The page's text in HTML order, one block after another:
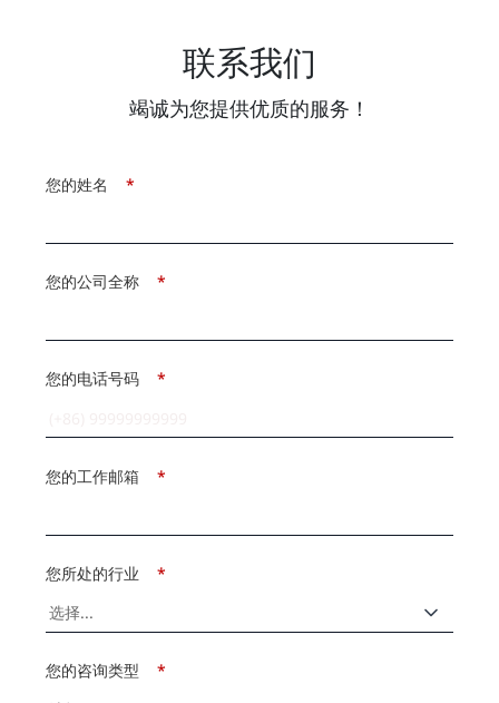
联系我们
竭诚为您提供优质的服务！
*
您的姓名
*
您的公司全称
*
您的电话号码
*
您的工作邮箱
*
您所处的行业
*
您的咨询类型